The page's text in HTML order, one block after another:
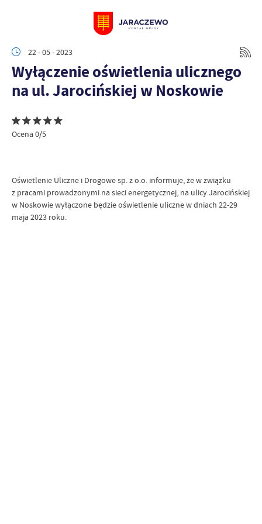
22 - 05 - 2023
Wyłączenie oświetlenia ulicznego
na ul. Jarocińskiej w Noskowie
Ocena 0/5
Oświetlenie Uliczne i Drogowe sp. z o.o. informuje, że w związku
z pracami prowadzonymi na sieci energetycznej, na ulicy Jarocińskiej
w Noskowie wyłączone będzie oświetlenie uliczne w dniach 22-29
maja 2023 roku.